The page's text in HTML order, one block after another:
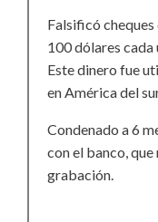
Falsificó
100 dólares cada
Este dinero fue
en América del
Condenado a 6
con el banco,
grabación.